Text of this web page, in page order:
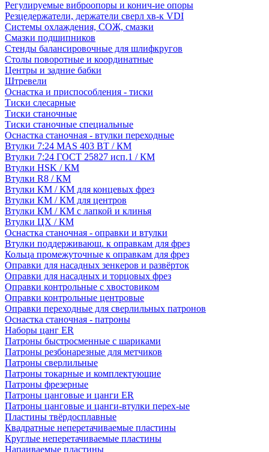
Регулируемые виброопоры и конич-ие опоры
Резцедержатели, держатели сверл хв-к VDI
Системы охлаждения, СОЖ, смазки
Смазки подшипников
Стенды балансировочные для шлифкругов
Столы поворотные и координатные
Центры и задние бабки
Штревели
Оснастка и приспособления - тиски
Тиски слесарные
Тиски станочные
Тиски станочные специальные
Оснастка станочная - втулки переходные
Втулки 7:24 MAS 403 BT / КМ
Втулки 7:24 ГОСТ 25827 исп.1 / КМ
Втулки HSK / КМ
Втулки R8 / КМ
Втулки КМ / КМ для концевых фрез
Втулки КМ / КМ для центров
Втулки КМ / КМ с лапкой и клинья
Втулки ЦХ / КМ
Оснастка станочная - оправки и втулки
Втулки поддерживающ. к оправкам для фрез
Кольца промежуточные к оправкам для фрез
Оправки для насадных зенкеров и развёрток
Оправки для насадных и торцовых фрез
Оправки контрольные с хвостовиком
Оправки контрольные центровые
Оправки переходные для сверлильных патронов
Оснастка станочная - патроны
Наборы цанг ER
Патроны быстросменные с шариками
Патроны резбонарезные для метчиков
Патроны сверлильные
Патроны токарные и комплектующие
Патроны фрезерные
Патроны цанговые и цанги ER
Патроны цанговые и цанги-втулки перех-ые
Пластины твёрдосплавные
Квадратные неперетачиваемые пластины
Круглые неперетачиваемые пластины
Напаиваемые пластины